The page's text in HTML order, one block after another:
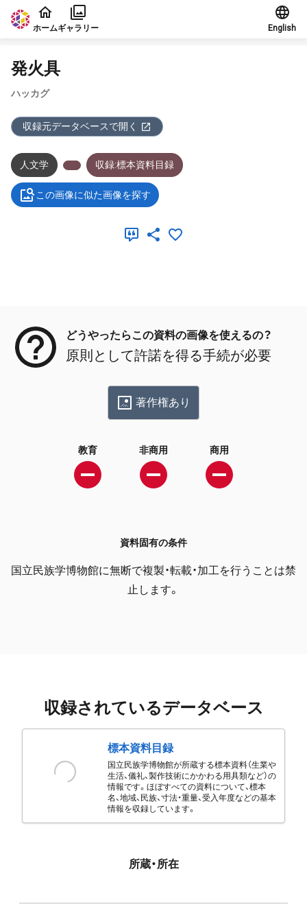
本文に飛ぶ
ホームギャラリー English
発火具
ハッカグ
収録元データベースで開く
人文学 収録:標本資料目録
この画像に似た画像を探す
どうやったらこの資料の画像を使えるの？
原則として許諾を得る手続が必要
著作権あり
教育 非商用 商用
資料固有の条件
国立民族学博物館に無断で複製・転載・加工を行うことは禁
止します。
収録されているデータベース
標本資料目録
国立民族学博物館が所蔵する標本資料（生業や
生活、儀礼、製作技術にかかわる用具類など）の
情報です。ほぼすべての資料について、標本
名、地域、民族、寸法・重量、受入年度などの基本
情報を収録しています。
所蔵・所在